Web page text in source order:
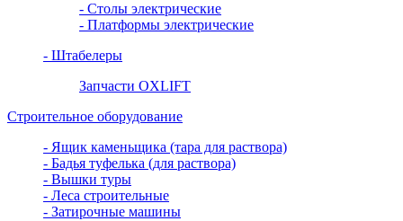
- Столы электрические
- Платформы электрические
- Штабелеры
Запчасти OXLIFT
Строительное оборудование
- Ящик каменьщика (тара для раствора)
- Бадья туфелька (для раствора)
- Вышки туры
- Леса строительные
- Затирочные машины